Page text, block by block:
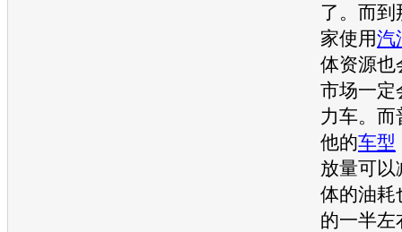
了。而到
家使用汽
体资源也
市场一定
力车。而
他的车型
放量可以
体的油耗
的一半左